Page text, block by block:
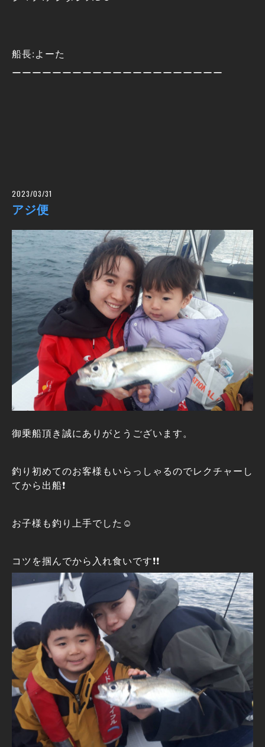
船長:よーた
ーーーーーーーーーーーーーーーーーーーーー
2023/03/31
アジ便
御乗船頂き誠にありがとうございます。
釣り初めてのお客様もいらっしゃるのでレクチャーし
てから出船❗
お子様も釣り上手でした☺️
コツを掴んでから入れ食いです❗❗